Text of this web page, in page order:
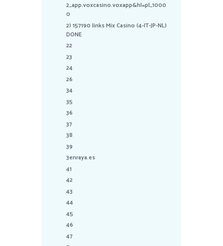
2_app.voxcasino.voxapp&hl=pl_1000
0
2) 157190 links Mix Casino (4-IT-JP-NL)
DONE
22
23
24
26
34
35
36
37
38
39
3enraya.es
41
42
43
44
45
46
47